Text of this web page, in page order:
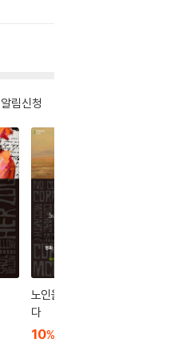
알림신청
노인을 위한 나라는 없
다
10%